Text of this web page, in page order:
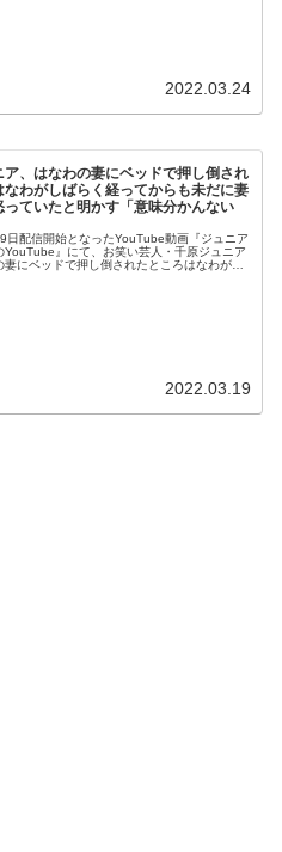
2022.03.24
ア、はなわの妻にベッドで押し倒され
なわがしばらく経ってからも未だに妻
っていたと明かす「意味分かんない
日配信開始となったYouTube動画『ジュニア
YouTube』にて、お笑い芸人・千原ジュニア
妻にベッドで押し倒されたところはなわがし
2022.03.19